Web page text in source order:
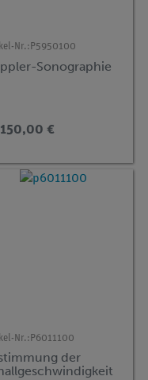
Nr.: P5950100
Sonographie
€
Nr.: P6011100
der